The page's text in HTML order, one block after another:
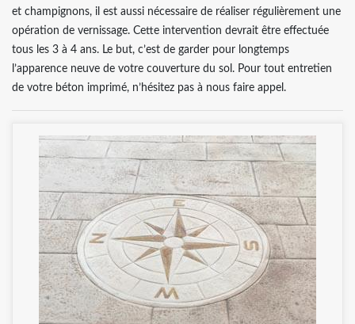
et champignons, il est aussi nécessaire de réaliser régulièrement une
opération de vernissage. Cette intervention devrait être effectuée
tous les 3 à 4 ans. Le but, c’est de garder pour longtemps
l’apparence neuve de votre couverture du sol. Pour tout entretien
de votre béton imprimé, n’hésitez pas à nous faire appel.